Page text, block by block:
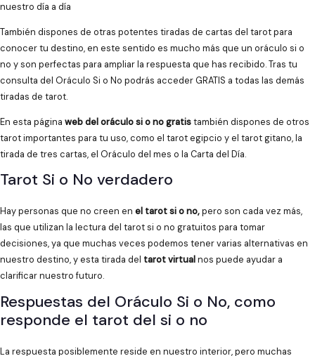
nuestro día a día
También dispones de otras potentes tiradas de cartas del tarot para
conocer tu destino, en este sentido es mucho más que un oráculo si o
no y son perfectas para ampliar la respuesta que has recibido. Tras tu
consulta del Oráculo Si o No podrás acceder GRATIS a todas las demás
tiradas de tarot.
En esta página web del oráculo si o no gratistambién dispones de otros
tarot importantes para tu uso, como el tarot egipcio y el tarot gitano, la
tirada de tres cartas, el Oráculo del mes o la Carta del Día.
Tarot Si o No verdadero
Hay personas que no creen en el tarot si o no,pero son cada vez más,
las que utilizan la lectura del tarot si o no gratuitos para tomar
decisiones, ya que muchas veces podemos tener varias alternativas en
nuestro destino, y esta tirada del tarot virtualnos puede ayudar a
clarificar nuestro futuro.
Respuestas del Oráculo Si o No, como
responde el tarot del si o no
La respuesta posiblemente reside en nuestro interior, pero muchas